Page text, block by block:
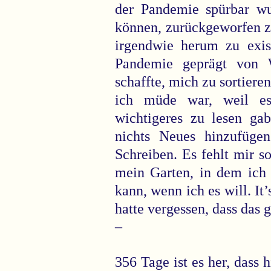
der Pandemie spürbar
können, zurückgeworfen
irgendwie herum zu
Pandemie geprägt
schaffte, mich zu
ich müde war, weil
wichtigeres zu lesen
nichts Neues
Schreiben. Es fehlt mir
mein Garten, in dem
kann, wenn ich es will.
hatte vergessen, dass das
–
356 Tage ist es her,